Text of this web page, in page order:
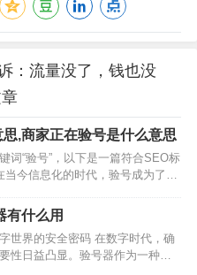
：流量没了，钱也没
,商家正在验号是什么意思
词“验号”，以下是一篇符合SEO标
当今信息化的时代，验号成为了一
竟是什么意思？本文将为您详细
基本概念 验号，顾名思义，就是
它通常指的是通过一定的手段或
有什么用
世界的安全密码 在数字时代，确
性日益凸显。验号器作为一种有